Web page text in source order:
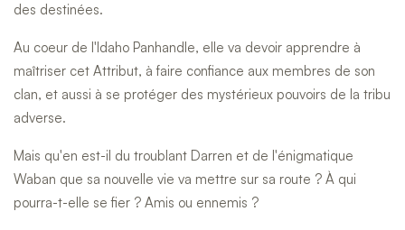
des destinées.
Au coeur de l'Idaho Panhandle, elle va devoir apprendre à
maîtriser cet Attribut, à faire confiance aux membres de son
clan, et aussi à se protéger des mystérieux pouvoirs de la tribu
adverse.
Mais qu'en est-il du troublant Darren et de l'énigmatique
Waban que sa nouvelle vie va mettre sur sa route ? À qui
pourra-t-elle se fier ? Amis ou ennemis ?